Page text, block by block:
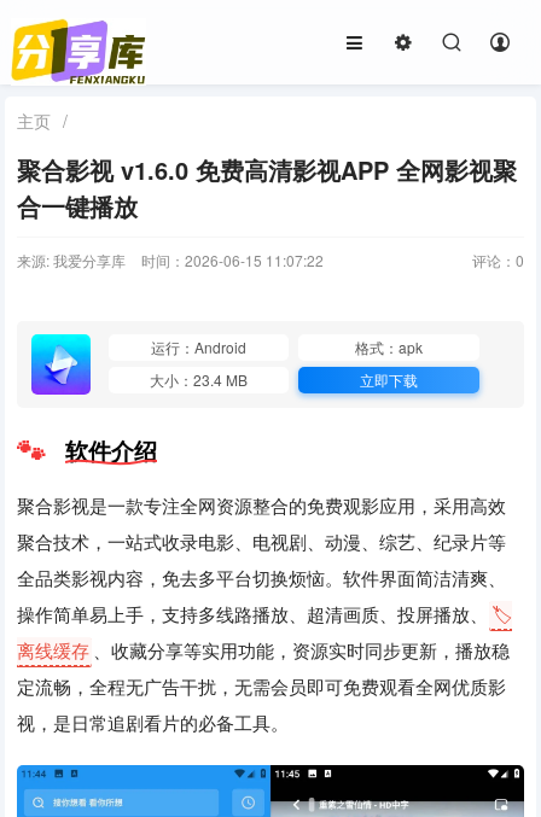
主页 /
聚合影视 v1.6.0 免费高清影视APP 全网影视聚
合一键播放
来源: 我爱分享库 时间：2026-06-15 11:07:22 评论： 0
运行：Android
格式：apk
大小：23.4 MB
立即下载
软件介绍
聚合影视是一款专注全网资源整合的免费观影应用，采用高效
聚合技术，一站式收录电影、电视剧、动漫、综艺、纪录片等
全品类影视内容，免去多平台切换烦恼。软件界面简洁清爽、
操作简单易上手，支持多线路播放、超清画质、投屏播放、
🏷️
离线缓存
、收藏分享等实用功能，资源实时同步更新，播放稳
定流畅，全程无广告干扰，无需会员即可免费观看全网优质影
视，是日常追剧看片的必备工具。